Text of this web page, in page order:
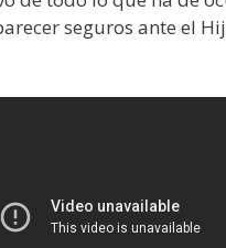
seguros ante el